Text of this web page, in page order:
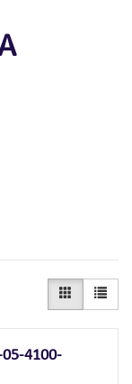
05-4100-